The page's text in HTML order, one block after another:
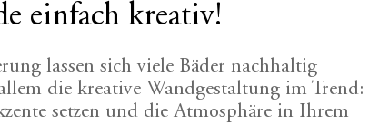
einfach kreativ!
lassen sich viele Bäder nachhaltig
die kreative Wandgestaltung im Trend:
setzen und die Atmosphäre in Ihrem